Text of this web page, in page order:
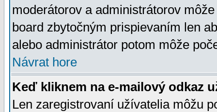
moderátorov a administrátorov
board zbytočným prispievaním len
alebo administrátor potom môže
Návrat hore
Keď kliknem na e-mailový odkaz
Len zaregistrovaní užívatelia môžu